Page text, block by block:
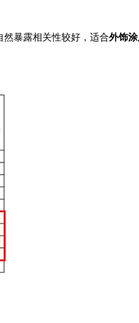
暴露相关性较好，适合外饰